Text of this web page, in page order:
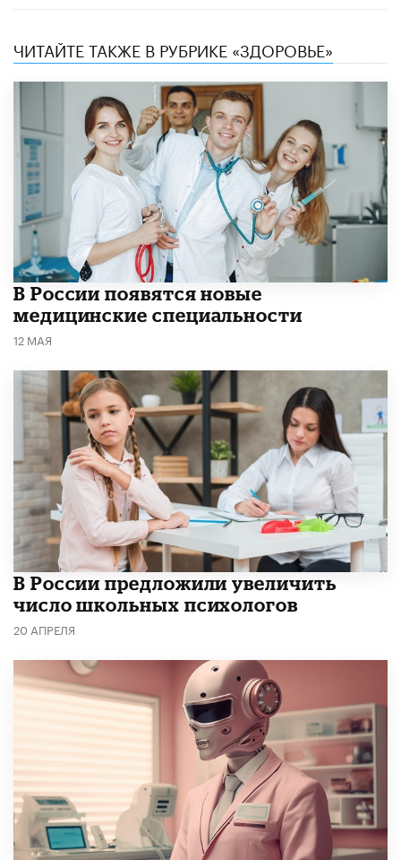
ЧИТАЙТЕ ТАКЖЕ В РУБРИКЕ «ЗДОРОВЬЕ»
В России появятся новые
медицинские специальности
12 МАЯ
В России предложили увеличить
число школьных психологов
20 АПРЕЛЯ